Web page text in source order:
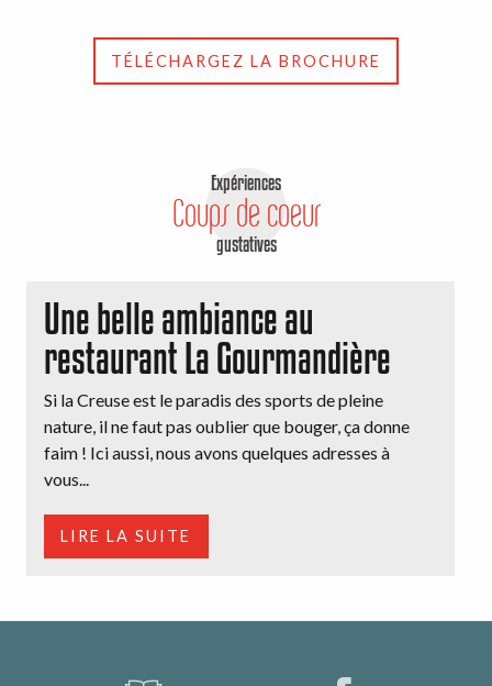
TÉLÉCHARGEZ LA BROCHURE
Expériences
Coups de coeur
gustatives
Une belle ambiance au
restaurant La Gourmandière
Si la Creuse est le paradis des sports de pleine
nature, il ne faut pas oublier que bouger, ça donne
faim ! Ici aussi, nous avons quelques adresses à
vous...
LIRE LA SUITE